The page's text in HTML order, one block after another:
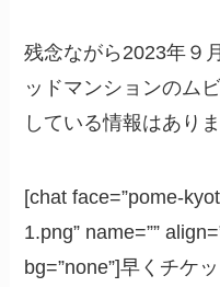
残念ながら2023年９
ッドマンションのム
している情報はありま
[chat face=”pome-
1.png” name=””
bg=”none”]早くチケ